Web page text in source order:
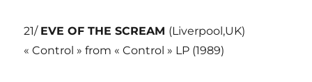
21/ EVE OF THE SCREAM (Liverpool,UK)
« Control » from « Control » LP (1989)